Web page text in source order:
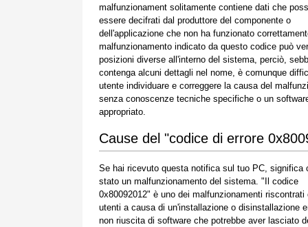
malfunzionament solitamente contiene dati che
essere decifrati dal produttore del componente o
dell'applicazione che non ha funzionato
malfunzionamento indicato da questo codice può
posizioni diverse all'interno del sistema, perciò,
contenga alcuni dettagli nel nome, è comunque
utente individuare e correggere la causa del
senza conoscenze tecniche specifiche o un
appropriato.
Cause del "codice di errore
Se hai ricevuto questa notifica sul tuo PC, significa
stato un malfunzionamento del sistema. "Il codice
0x80092012" è uno dei malfunzionamenti riscontrati
utenti a causa di un'installazione o disinstallazione
non riuscita di software che potrebbe aver lasciato